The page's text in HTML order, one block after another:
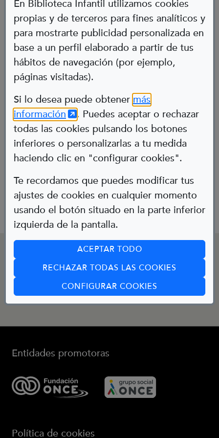
En Biblioteca Infantil utilizamos cookies
propias y de terceros para fines analíticos y
para mostrarte publicidad personalizada en
base a un perfil elaborado a partir de tus
hábitos de navegación (por ejemplo,
páginas visitadas).
Si lo desea puede obtener más
información (Abre en nueva ventana)
. Puedes aceptar o rechazar
todas las cookies pulsando los botones
inferiores o personalizarlas a tu medida
haciendo clic en "configurar cookies".
Te recordamos que puedes modificar tus
ajustes de cookies en cualquier momento
usando el botón situado en la parte inferior
izquierda de la pantalla.
ACEPTAR TODO
RECHAZAR TODAS LAS COOKIES
CONFIGURAR COOKIES
Baltasar
nacido para investigar
Enfermedades raras (ER)
CONTACTO
bibliotecainfantil@fundaciononce.es
Entidades promotoras
(Abre en nueva ventana)
Política de cookies
Abre en nueva ventana